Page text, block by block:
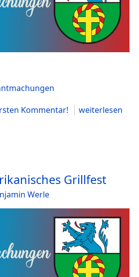
Kommentar!
weiterlesen
Grillfest
Werle